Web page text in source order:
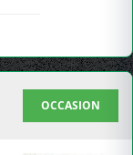
OCCASION